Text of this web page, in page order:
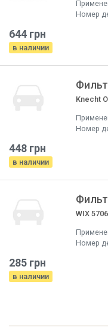
Номер
644 грн
в наличии
Knecht
Номер
448 грн
в наличии
WIX
Номер
285 грн
в наличии